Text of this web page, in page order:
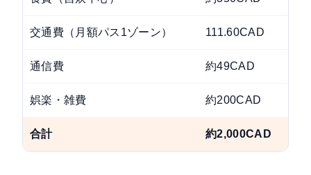
交通費（月額パス1ゾーン） 111.60CAD
通信費 約49CAD
娯楽・雑費 約200CAD
合計 約2,000CAD